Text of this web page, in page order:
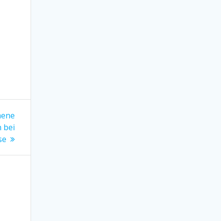
bei